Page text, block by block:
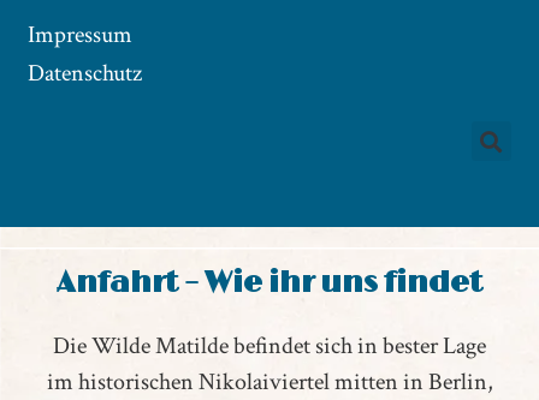
Impressum
Datenschutz
Anfahrt – Wie ihr uns findet
Die Wilde Matilde befindet sich in bester Lage
im historischen Nikolaiviertel mitten in Berlin,